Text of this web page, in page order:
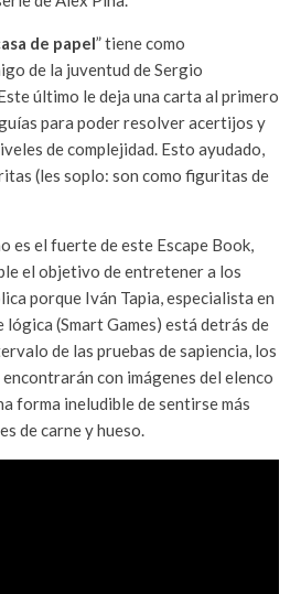
de papel” tiene como
de la juventud de Sergio
último le deja una carta al primero
para poder resolver acertijos y
de complejidad. Esto ayudado,
(les soplo: son como figuritas de
es el fuerte de este Escape Book,
el objetivo de entretener a los
porque Iván Tapia, especialista en
(Smart Games) está detrás de
de las pruebas de sapiencia, los
con imágenes del elenco
forma ineludible de sentirse más
de carne y hueso.